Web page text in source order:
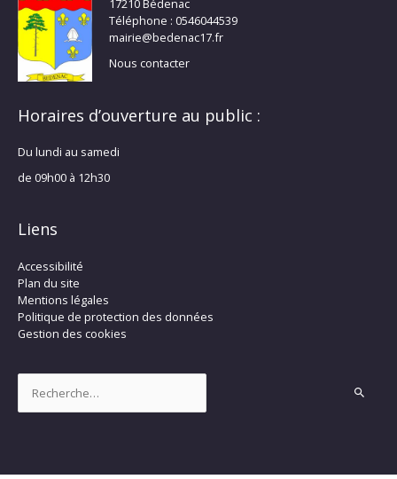
17210 Bédenac
Téléphone : 0546044539
mairie@bedenac17.fr
Nous contacter
Horaires d’ouverture au public :
Du lundi au samedi
de 09h00 à 12h30
Liens
Accessibilité
Plan du site
Mentions légales
Politique de protection des données
Gestion des cookies